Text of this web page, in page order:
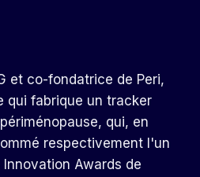
et co-fondatrice de Peri,
qui fabrique un tracker
qui, en
respectivement l'un
Awards de